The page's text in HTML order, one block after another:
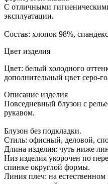
С отличными
эксплуатации.
Состав: хлопок 98%,
Цвет изделия
Цвет: белый холодного
дополнительный цвет серо-
Описание изделия
Повседневный блузон с
рукавом.
Блузон без подкладки.
Стиль: офисный, деловой,
Длина изделия: чуть ниже
Низ изделия укорочен по
спинке округлой формы.
Линия плеч: на естественном